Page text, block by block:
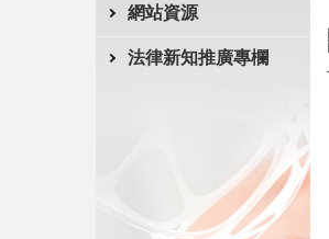
網站資源
法律新知推廣專欄